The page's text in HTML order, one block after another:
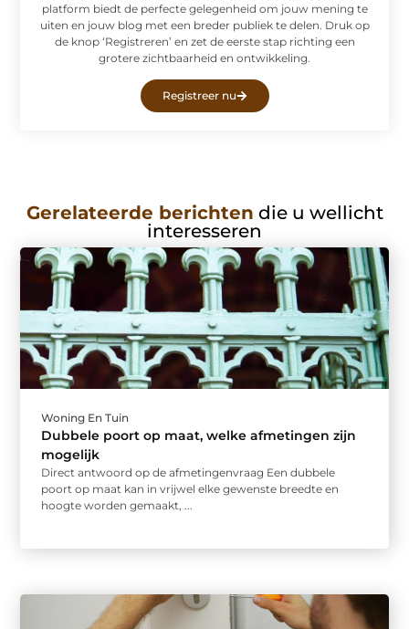
platform biedt de perfecte gelegenheid om jouw mening te
uiten en jouw blog met een breder publiek te delen. Druk op
de knop ‘Registreren’ en zet de eerste stap richting een
grotere zichtbaarheid en ontwikkeling.
Registreer nu
Gerelateerde berichten die u wellicht
interesseren
Woning En Tuin
Dubbele poort op maat, welke afmetingen zijn
mogelijk
Direct antwoord op de afmetingenvraag Een dubbele
poort op maat kan in vrijwel elke gewenste breedte en
hoogte worden gemaakt, ...